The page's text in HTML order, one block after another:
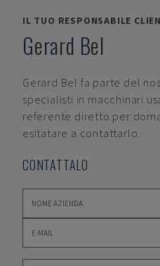
IL TUO RESPONSABILE
Gerard Bel
Gerard Bel fa parte del
specialisti in macchinari
referente diretto per
esitatare a contattarlo.
CONTATTALO